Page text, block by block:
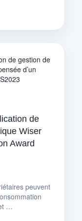
de
Wiser
Award
peuvent
…